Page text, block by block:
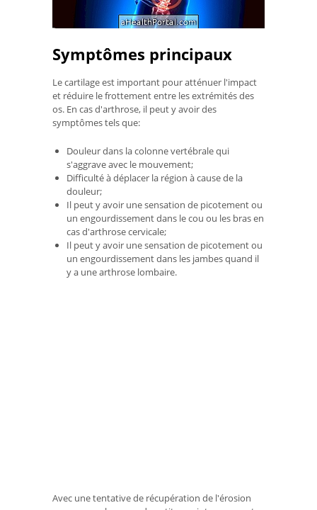
Symptômes principaux
Le cartilage est important pour atténuer l'impact
et réduire le frottement entre les extrémités des
os. En cas d'arthrose, il peut y avoir des
symptômes tels que:
Douleur dans la colonne vertébrale qui
s'aggrave avec le mouvement;
Difficulté à déplacer la région à cause de la
douleur;
Il peut y avoir une sensation de picotement ou
un engourdissement dans le cou ou les bras en
cas d'arthrose cervicale;
Il peut y avoir une sensation de picotement ou
un engourdissement dans les jambes quand il
y a une arthrose lombaire.
Avec une tentative de récupération de l'érosion